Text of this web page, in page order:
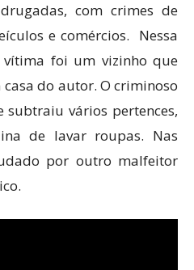
com crimes de
e comércios. Nessa
foi um vizinho que
do autor. O criminoso
subtraiu vários pertences,
de lavar roupas. Nas
por outro malfeitor